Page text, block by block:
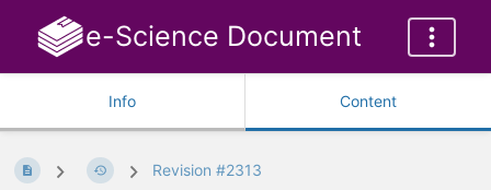
e-Science Document
Info Content
Revision #2313